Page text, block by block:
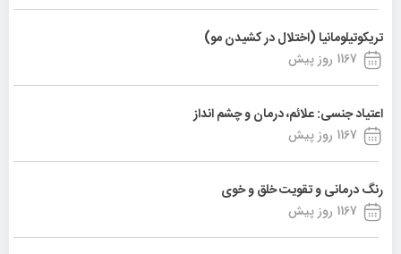
تریکوتیلومانیا (اختلال در کشیدن مو)
1167 روز پیش
اعتیاد جنسی: علائم، درمان و چشم انداز
1167 روز پیش
رنگ درمانی و تقویت خلق و خوی
1167 روز پیش